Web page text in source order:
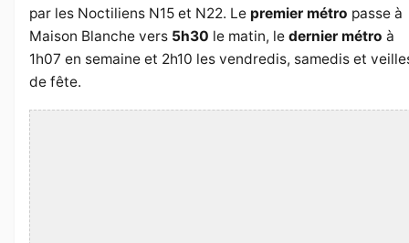
par les Noctiliens N15 et N22. Le premier métro passe à
Maison Blanche vers 5h30 le matin, le dernier métro à
1h07 en semaine et 2h10 les vendredis, samedis et
de fête.